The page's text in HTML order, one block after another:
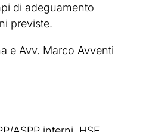
di adeguamento
previste.
e Avv. Marco Avventi